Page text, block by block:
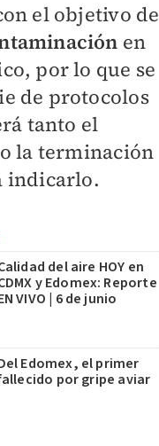
el objetivo de
en
por lo que se
de protocolos
tanto el
la terminación
indicarlo.
del aire HOY en
y Edomex: Reporte
VIVO | 6 de junio
Edomex, el primer
por gripe aviar